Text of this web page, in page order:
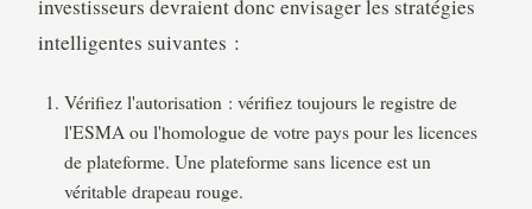
investisseurs devraient donc envisager les stratégies
intelligentes suivantes :
Vérifiez l'autorisation : vérifiez toujours le registre de
l'ESMA ou l'homologue de votre pays pour les licences
de plateforme. Une plateforme sans licence est un
véritable drapeau rouge.